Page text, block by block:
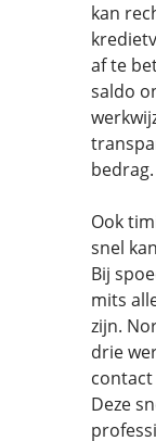
kan
af te
saldo
bedrag.
Ook
snel
Bij
mits
zijn.
drie
Deze